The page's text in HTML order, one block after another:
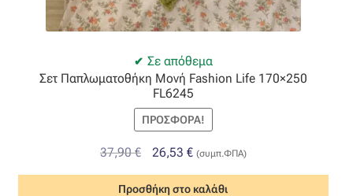
Σε απόθεμα
Σετ Παπλωματοθήκη Μονή Fashion Life 170×250
FL6245
ΠΡΟΣΦΟΡΆ!
37,90€
Original
was:
26,53 €Η
τιμή
(συμπ.ΦΠΑ)
Προσθήκη στο καλάθι